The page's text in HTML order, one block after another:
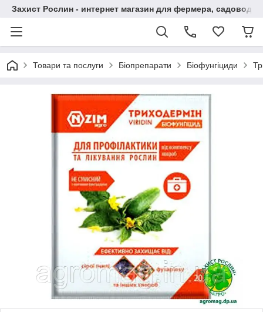
Захист Рослин - интернет магазин для фермера,
Товари та послуги Біопрепарати Біофунгіциди